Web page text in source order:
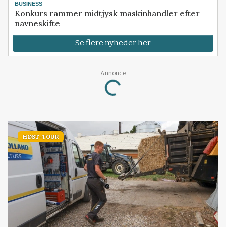
BUSINESS
Konkurs rammer midtjysk maskinhandler efter
navneskifte
Se flere nyheder her
Annonce
Loading...
HØST-TOUR